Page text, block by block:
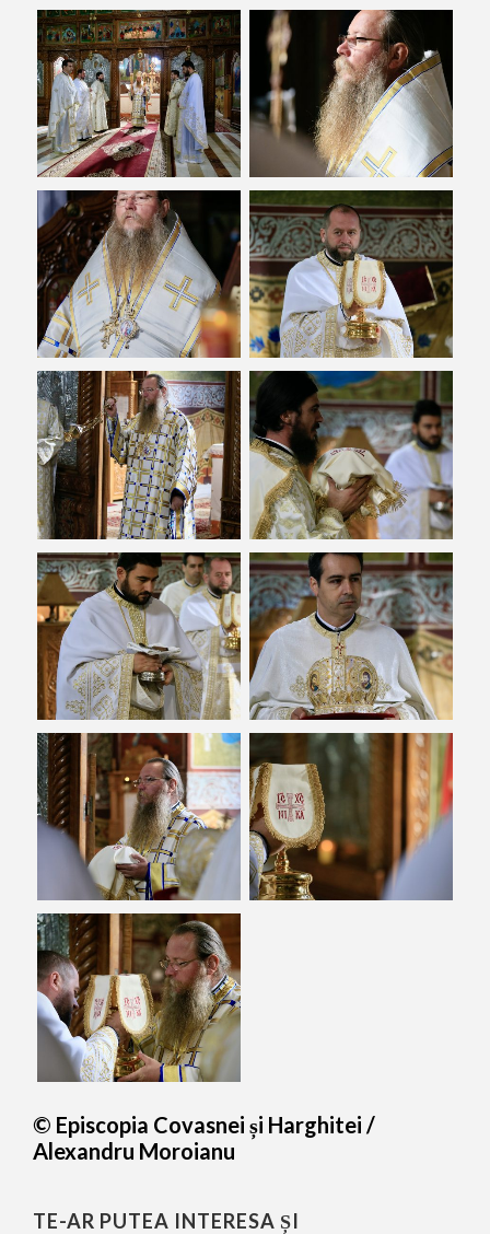
© Episcopia Covasnei și Harghitei /
Alexandru Moroianu
TE-AR PUTEA INTERESA ȘI